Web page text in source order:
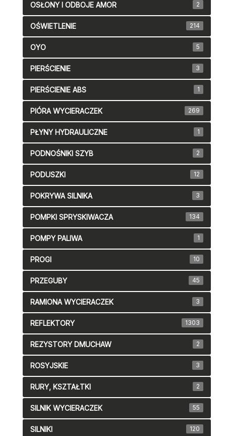
OSŁONY I ODBOJE AMOR 2
OŚWIETLENIE 214
OYO 5
PIERŚCIENIE 3
PIERŚCIENIE ABS 1
PIÓRA WYCIERACZEK 269
PŁYNY HYDRAULICZNE 1
PODNOŚNIKI SZYB 2
PODUSZKI 12
POKRYWA SILNIKA 3
POMPKI SPRYSKIWACZA 134
POMPY PALIWA 1
PROGI 10
PRZEGUBY 45
RAMIONA WYCIERACZEK 3
REFLEKTORY 1303
REZYSTORY DMUCHAW 2
ROSYJSKIE 3
RURY, KSZTAŁTKI 2
SILNIK WYCIERACZEK 55
SILNIKI 120